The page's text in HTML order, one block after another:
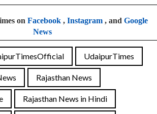
on Facebook, Instagram, and Google
News
UdaipurTimes
Rajasthan News
Rajasthan News in Hindi